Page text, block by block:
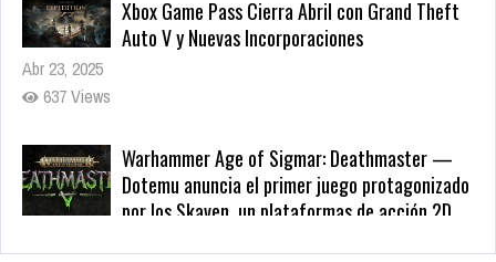
Abr 23, 2025
637 Views
por los Skaven, un plataformas de acción 2D
para 2027
May 22, 2026
Zenless Zone Zero 3.0 llega a Steam el 17 de